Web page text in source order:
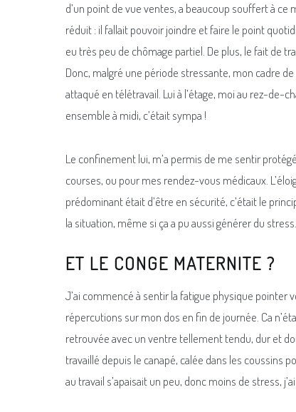
d’un point de vue ventes, a beaucoup souffert à ce
réduit : il fallait pouvoir joindre et faire le point
eu très peu de chômage partiel. De plus, le fait de
Donc, malgré une période stressante, mon cadre
attaqué en télétravail. Lui à l’étage, moi au rez-de-
ensemble à midi, c’était sympa !
Le confinement lui, m’a permis de me sentir
courses, ou pour mes rendez-vous médicaux.
prédominant était d’être en sécurité, c’était le
la situation, même si ça a pu aussi générer du
ET LE CONGE MATERNITE ?
J’ai commencé à sentir la fatigue physique pointer
répercutions sur mon dos en fin de journée. Ca
retrouvée avec un ventre tellement tendu, dur et
travaillé depuis le canapé, calée dans les coussins
au travail s’apaisait un peu, donc moins de stress,